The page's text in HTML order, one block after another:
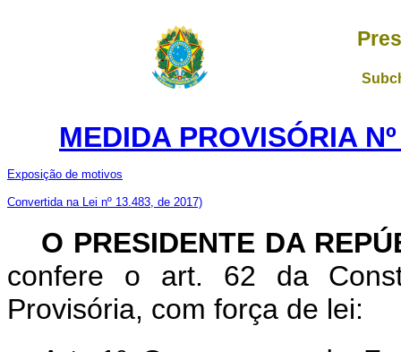
MEDIDA PROVISÓRIA
Exposição de motivos
Convertida na Lei nº 13.483, de 2017)
O PRESIDENTE DA
confere o art. 62 da
Provisória, com força de lei: